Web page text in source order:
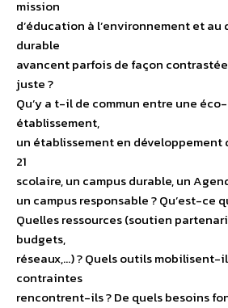
mission
d’éducation à l’environnement et
durable
avancent parfois de façon
juste ?
Qu’y a t-il de commun entre une
établissement,
un établissement en développement
21
scolaire, un campus durable, un
un campus responsable ? Qu’est-ce
Quelles ressources (soutien
budgets,
réseaux,…) ? Quels outils mobilisent-
contraintes
rencontrent-ils ? De quels besoins